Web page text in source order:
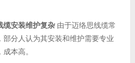
缆安装维护复杂 由于迈络思线缆常
部分人认为其安装和维护需要专业
本高。